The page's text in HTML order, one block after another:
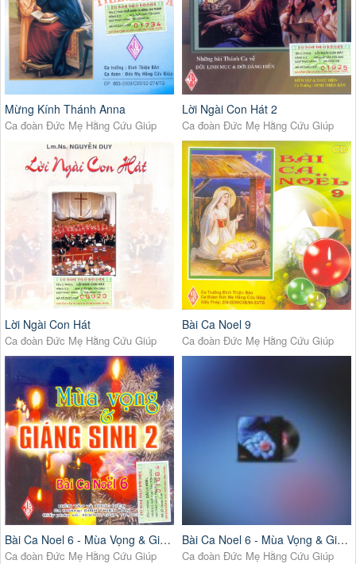
Mừng Kính Thánh Anna
Ca đoàn Đức Mẹ Hằng Cứu Giúp
Lời Ngài Con Hát 2
Ca đoàn Đức Mẹ Hằng Cứu Giúp
Lời Ngài Con Hát
Ca đoàn Đức Mẹ Hằng Cứu Giúp
Bài Ca Noel 9
Ca đoàn Đức Mẹ Hằng Cứu Giúp
Bài Ca Noel 6 - Mùa Vọng & Giáng Sinh 2
Ca đoàn Đức Mẹ Hằng Cứu Giúp
Bài Ca Noel 6 - Mùa Vọng & Giáng Sinh 1
Ca đoàn Đức Mẹ Hằng Cứu Giúp